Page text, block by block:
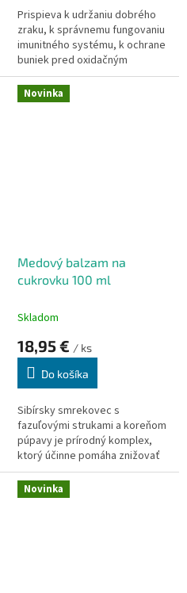
Prispieva k udržaniu dobrého
zraku, k správnemu fungovaniu
imunitného systému, k ochrane
buniek pred oxidačným
stresom, k udržaniu zdravej
pokožky.
Novinka
Medový balzam na
cukrovku 100 ml
Skladom
18,95 € / ks
Do košíka
Sibírsky smrekovec s
fazuľovými strukami a koreňom
púpavy je prírodný komplex,
ktorý účinne pomáha znižovať
hladinu cukru v krvi, zabraňuje
zmenám v organizme
spôsobeným nadbytočným
Novinka